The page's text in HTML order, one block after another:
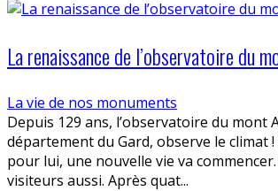
La renaissance de l’observatoire du
La vie de nos monuments
Depuis 129 ans, l’observatoire du mont
département du Gard, observe le climat !
pour lui, une nouvelle vie va
visiteurs aussi. Après quat...